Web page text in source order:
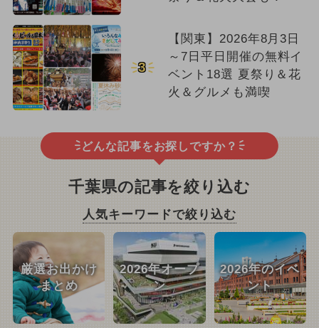
3
【関東】2026年8月3日
～7日平日開催の無料イ
ベント18選 夏祭り＆花
火＆グルメも満喫
どんな記事をお探しですか？
千葉県の記事を絞り込む
人気キーワードで絞り込む
厳選お出かけ
まとめ
2026年オープ
ン
2026年のイベ
ント